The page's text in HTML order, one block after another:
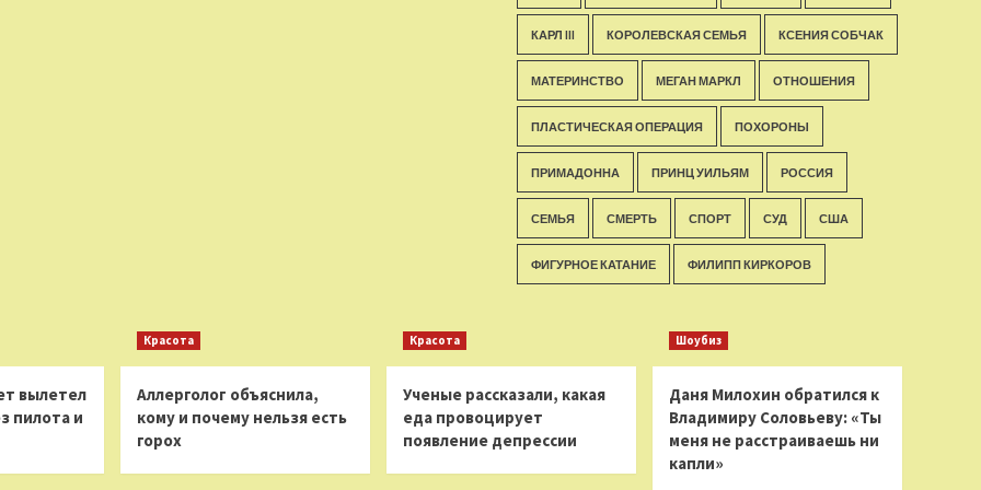
КАРЛ III КОРОЛЕВСКАЯ СЕМЬЯ КСЕНИЯ СОБЧАК
МАТЕРИНСТВО МЕГАН МАРКЛ ОТНОШЕНИЯ
ПЛАСТИЧЕСКАЯ ОПЕРАЦИЯ ПОХОРОНЫ
ПРИМАДОННА ПРИНЦ УИЛЬЯМ РОССИЯ
СЕМЬЯ СМЕРТЬ СПОРТ СУД США
ФИГУРНОЕ КАТАНИЕ ФИЛИПП КИРКОРОВ
вылетел
пилота и
Красота
Аллерголог объяснила,
кому и почему нельзя есть
горох
Красота
Ученые рассказали, какая
еда провоцирует
появление депрессии
Шоубиз
Даня Милохин обратился к
Владимиру Соловьеву: «Ты
меня не расстраиваешь ни
капли»